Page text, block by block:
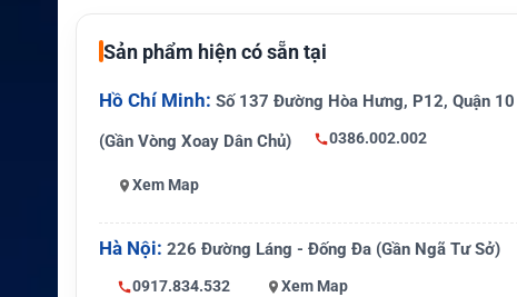
Thiết bị tương thí
ch
Loại pin
Pin chuyên dụng
Hãng sản xuất
Đơn vị phân phối
UNICELL / Nhà phân phối pin
hải
Sản phẩm hiện có sẵn tại
Hồ Chí Minh: Số 137 Đường Hòa Hưng, P12, Quận 10
(Gần Vòng Xoay Dân Chủ)
0386.002.002
Xem Map
Hà Nội: 226 Đường Láng - Đống Đa (Gần Ngã Tư Sở)
0917.834.532 Xem Map